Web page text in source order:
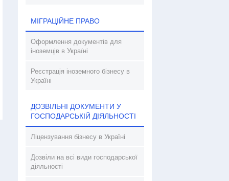
МІГРАЦІЙНЕ ПРАВО
Оформлення документів для
іноземців в Україні
Реєстрація іноземного бізнесу в
Україні
ДОЗВІЛЬНІ ДОКУМЕНТИ У
ГОСПОДАРСЬКІЙ ДІЯЛЬНОСТІ
Ліцензування бізнесу в Україні
Дозвіли на всі види господарської
діяльності